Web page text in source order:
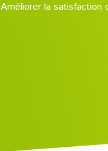
Améliorer la satisfaction